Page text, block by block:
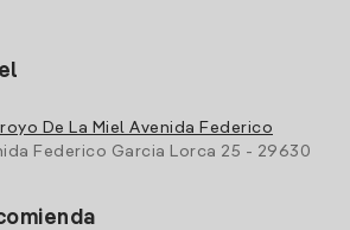
De La Miel Avenida Federico
Federico Garcia Lorca 25 - 29630